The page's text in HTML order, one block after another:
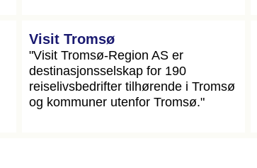
Visit Tromsø
"Visit Tromsø-Region AS er
destinasjonsselskap for 190
reiselivsbedrifter tilhørende i Tromsø
og kommuner utenfor Tromsø."